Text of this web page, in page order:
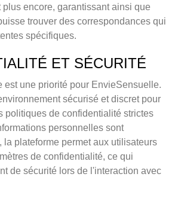
plus encore, garantissant ainsi que
trouver des correspondances qui
spécifiques.
ET SÉCURITÉ
est une priorité pour EnvieSensuelle.
sécurisé et discret pour
politiques de confidentialité strictes
personnelles sont
la plateforme permet aux utilisateurs
de confidentialité, ce qui
de sécurité lors de l'interaction avec